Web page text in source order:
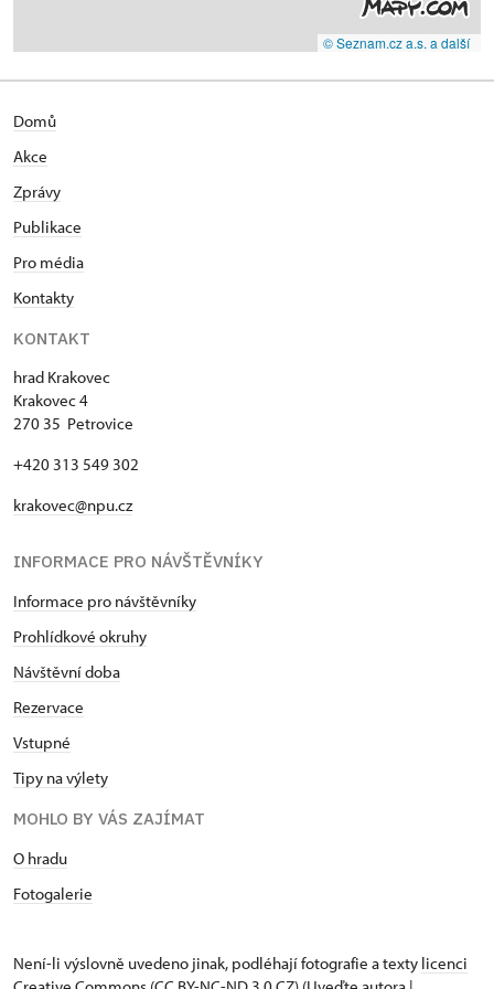
© Seznam.cz a.s. a další
Domů
Akce
Zprávy
Publikace
Pro média
Kontakty
KONTAKT
hrad Krakovec
Krakovec 4
270 35 Petrovice
+420 313 549 302
krakovec@npu.cz
INFORMACE PRO NÁVŠTĚVNÍKY
Informace pro návštěvníky
Prohlídkové okruhy
Návštěvní doba
Rezervace
Vstupné
Tipy na výlety
MOHLO BY VÁS ZAJÍMAT
O hradu
Fotogalerie
Není-li výslovně uvedeno jinak, podléhají fotografie a texty licenci